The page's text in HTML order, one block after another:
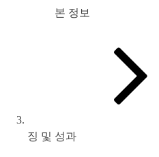
본 정보
징 및 성과